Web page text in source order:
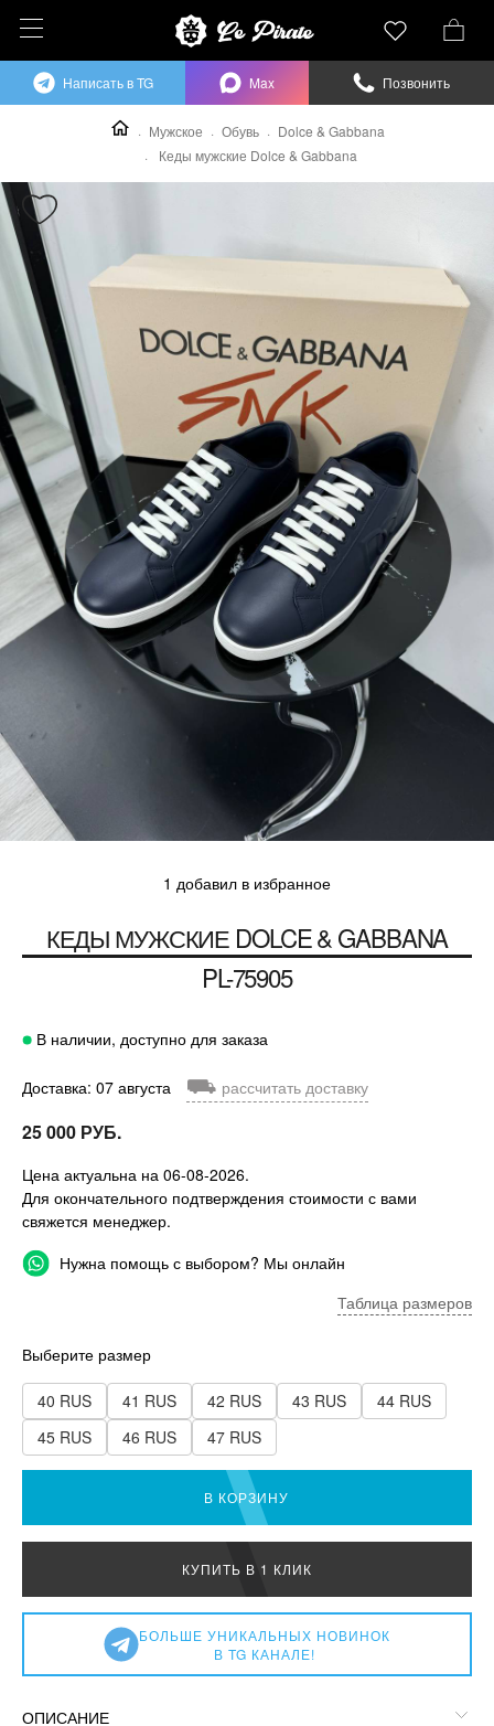
Мужское Обувь
Dolce & Gabbana
Кеды мужские Dolce & Gabbana
1 добавил в избранное
КЕДЫ МУЖСКИЕ DOLCE & GABBANA
PL-75905
В наличии, доступно для заказа
Доставка: 07 августа ⛟ рассчитать доставку
25 000 РУБ.
Цена актуальна на 06-08-2026.
Для окончательного подтверждения стоимости с вами
свяжется менеджер.
Нужна помощь с выбором? Мы онлайн
Таблица размеров
Выберите размер
40 RUS 41 RUS 42 RUS 43 RUS
44 RUS
45 RUS
46 RUS 47 RUS
В КОРЗИНУ
КУПИТЬ В 1 КЛИК
БОЛЬШЕ УНИКАЛЬНЫХ НОВИНОК
В TG КАНАЛЕ!
ОПИСАНИЕ
Написать в TG Max Позвонить